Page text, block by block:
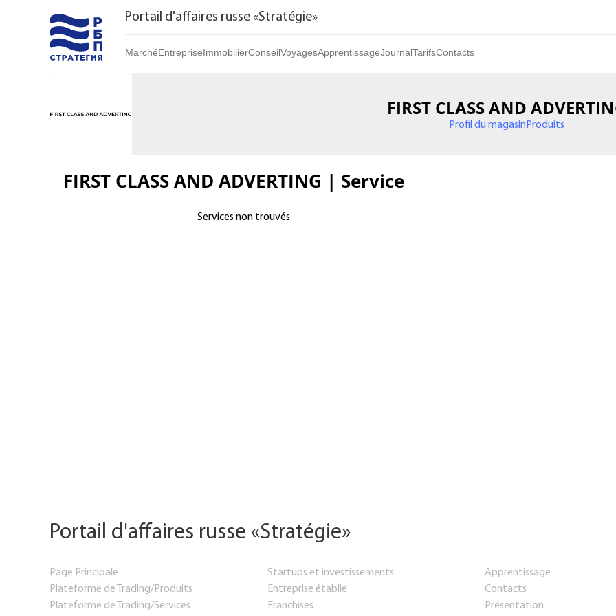
Portail d'affaires russe «Stratégie»
MarchéEntrepriseImmobilierConseilVoyagesApprentissageJournalTarifsContacts
FIRST CLASS AND
Profil du magasin Produits
FIRST CLASS AND ADVERTING | Service
Services non trouvés
Portail d'affaires russe «Stratégie»
Page Principale
Plateforme de Trading/Produits
Plateforme de Trading/Services
Startups et investissements
Entreprise établie
Franchises
Apprentissage
Contacts
Présentation